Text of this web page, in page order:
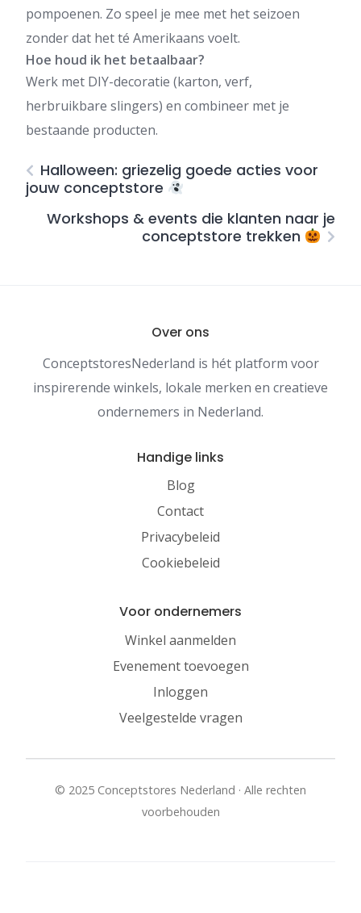
pompoenen. Zo speel je mee met het seizoen
zonder dat het té Amerikaans voelt.
Hoe houd ik het betaalbaar?
Werk met DIY-decoratie (karton, verf,
herbruikbare slingers) en combineer met je
bestaande producten.
Halloween: griezelig goede acties voor
jouw conceptstore
Workshops & events die klanten naar je
conceptstore trekken
Over ons
ConceptstoresNederland is hét platform voor
inspirerende winkels, lokale merken en creatieve
ondernemers in Nederland.
Handige links
Blog
Contact
Privacybeleid
Cookiebeleid
Voor ondernemers
Winkel aanmelden
Evenement toevoegen
Inloggen
Veelgestelde vragen
© 2025 Conceptstores Nederland · Alle rechten
voorbehouden